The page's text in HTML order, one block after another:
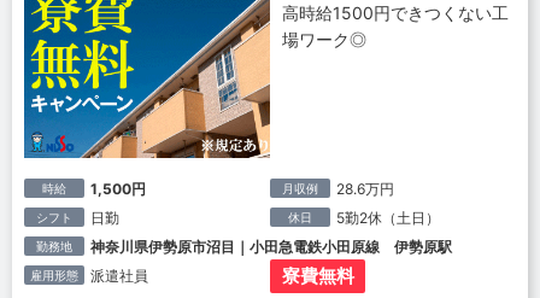
高時給1500円できつくない工
場ワーク◎
時給 1,500円 月収例 28.6万円
シフト 日勤 休日 5勤2休（土日）
勤務地 神奈川県伊勢原市沼目｜小田急電鉄小田原線 伊勢原駅
雇用形態 派遣社員 寮費無料